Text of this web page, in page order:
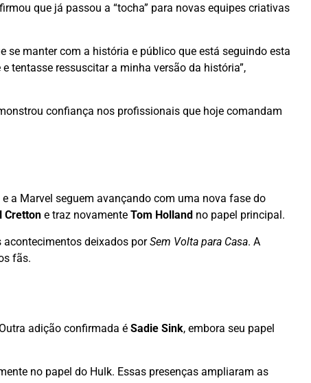
que já passou a “tocha” para novas equipes criativas
se manter com a história e público que está seguindo esta
tentasse ressuscitar a minha versão da história”,
confiança nos profissionais que hoje comandam
a Marvel seguem avançando com uma nova fase do
Cretton e traz novamente Tom Holland no papel principal.
deixados porSem Volta para Casa. A
fãs.
adição confirmada é Sadie Sink, embora seu papel
no papel do Hulk. Essas presenças ampliaram as